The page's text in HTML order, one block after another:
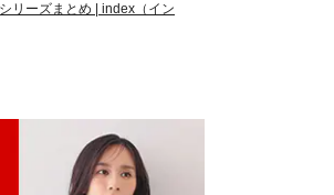
リーズまとめ | index（イン